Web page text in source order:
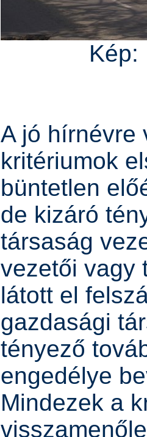
Kép:
A jó hírnévre
kritériumok
büntetlen
de kizáró
társaság
vezetői vagy
látott el
gazdasági
tényező
engedélye
Mindezek a